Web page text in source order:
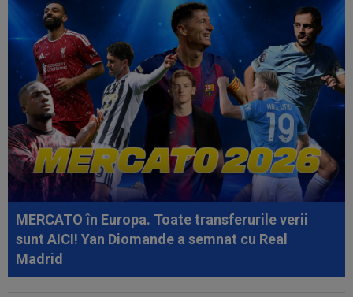
alt stadion: "Finalul lunii...
13:06 EXCLUSIV
"Încă nu am închis cu Folha". CFR
a făcut anunțul despre noul antrenor
12:54
A plecat de la Rapid, a dat în judecată clubul și
îi cere o avere: 15 salarii!
12:54 Lovitură de teatru: Rodri!
12:35
Peluza Nord, întâlnire de gradul zero cu
jucătorii și conducătorii de la FCSB...
12:27
Verdictul specialistului, după ce Universitatea
Craiova a cerut penalty în...
MERCATO în Europa. Toate transferurile verii
sunt AICI! Yan Diomande a semnat cu Real
Madrid